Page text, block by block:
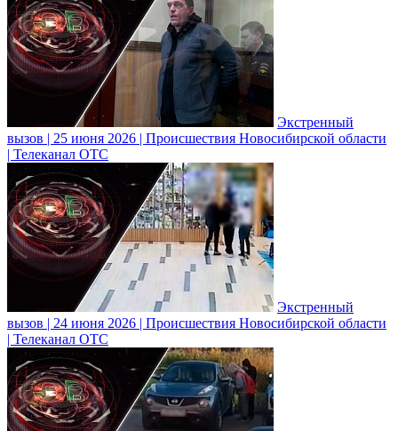
Экстренный
вызов | 25 июня 2026 | Происшествия Новосибирской области
| Телеканал ОТС
Экстренный
вызов | 24 июня 2026 | Происшествия Новосибирской области
| Телеканал ОТС